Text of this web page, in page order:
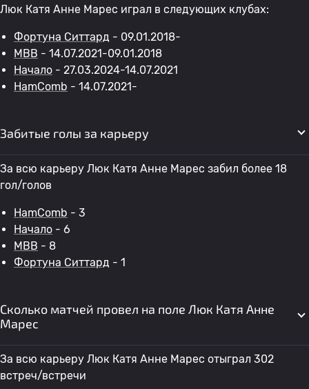
Люк Катя Анне Марес играл в следующих клубах:
Фортуна Ситтард - 09.01.2018-
МВВ - 14.07.2021-09.01.2018
Начало - 27.03.2024-14.07.2021
HamComb - 14.07.2021-
Забитые голы за карьеру
За всю карьеру Люк Катя Анне Марес забил более 18
гол/голов
HamComb - 3
Начало - 6
МВВ - 8
Фортуна Ситтард - 1
Сколько матчей провел на поле Люк Катя Анне
Марес
За всю карьеру Люк Катя Анне Марес отыграл 302
встреч/встречи